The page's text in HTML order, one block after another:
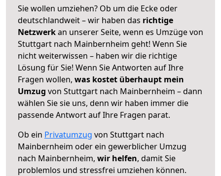
Sie wollen umziehen? Ob um die Ecke oder
deutschlandweit – wir haben das richtige
Netzwerkan unserer Seite, wenn es Umzüge von
Stuttgart nach Mainbernheim geht! Wenn Sie
nicht weiterwissen – haben wir die richtige
Lösung für Sie! Wenn Sie Antworten auf Ihre
Fragen wollen, was kostet überhaupt mein
Umzug von Stuttgart nach Mainbernheim – dann
wählen Sie sie uns, denn wir haben immer die
passende Antwort auf Ihre Fragen parat.
Ob ein Privatumzug von Stuttgart nach
Mainbernheim oder ein gewerblicher Umzug
nach Mainbernheim, wir helfen, damit Sie
problemlos und stressfrei umziehen können.